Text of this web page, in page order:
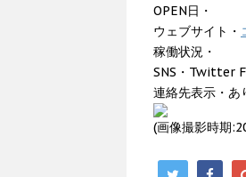
OPEN日・
ウェブサイト・
稼働状況・
SNS・Twitter
連絡先表示・あ
(画像撮影時期